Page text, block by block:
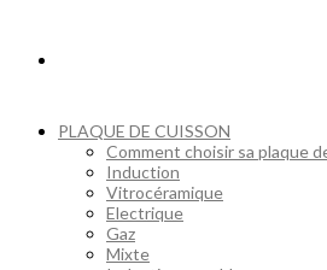
PLAQUE DE CUISSON
Comment choisir sa plaque
Induction
Vitrocéramique
Electrique
Gaz
Mixte